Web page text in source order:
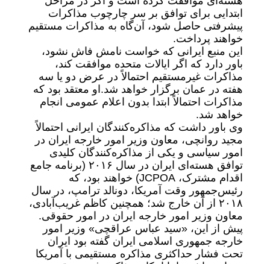
ابتدایی برای توافق بر سر چارچوب مذاکرات
پیشرفتی حاصل شود، آن‌گاه به مذاکرات مستقیم
خواهند پرداخت.
این منبع ایرانی که خواست نامش فاش نشود،
باور دارد که اگر ایالات متحده موافقت کند،
مذاکرات غیرمستقیم احتمالاً در عرض دو یا سه
هفته در عمان برگزار خواهد شد.او معتقد بود که
مذاکرات احتمالاً ابتدا بدون اعلام عمومی انجام
خواهد شد.
وی باور داشت که مذاکره‌کنندگان ایرانی احتمالاً
مجید روانچی، معاون وزیر امور خارجه ایران در
امور سیاسی و یکی از مذاکره‌کنندگان کلیدی
توافق هسته‌ای ایران در سال ۲۰۱۶ (برنامه جامع
اقدام مشترک، JCPOA) خواهند بود، که
رئیس‌جمهور وقت آمریکا، دونالد ترامپ، در سال
۲۰۱۸ از آن خارج شد؛ همچنین کاظم غریب‌آبادی،
معاون وزیر امور خارجه ایران در امور حقوقی.
پیش از این، «سید عباس عراقچی» وزیر امور
خارجه جمهوری اسلامی ایران گفته بود ایران
تحت فشار حداکثری مذاکره مستقیمی با آمریکا